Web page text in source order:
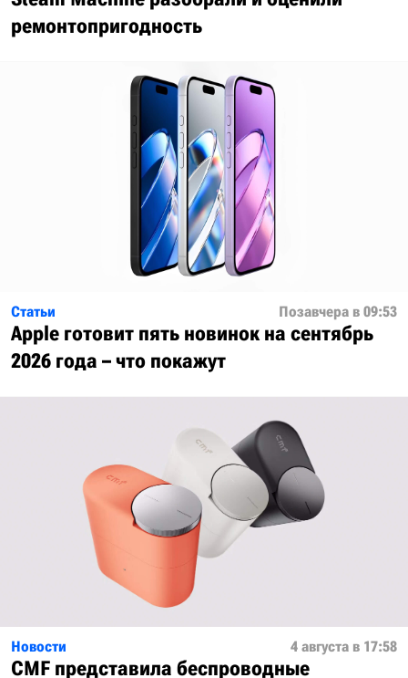
ремонтопригодность
Статьи Позавчера в 09:53
Apple готовит пять новинок на сентябрь
2026 года – что покажут
Новости 4 августа в 17:58
CMF представила беспроводные